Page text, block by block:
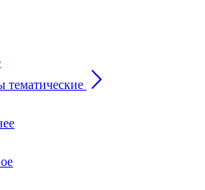
тематические